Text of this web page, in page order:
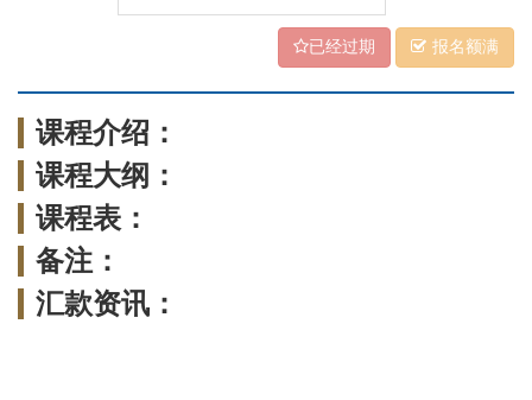
已经过期 报名额满
课程介绍：
课程大纲：
课程表：
备注：
汇款资讯：